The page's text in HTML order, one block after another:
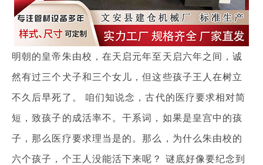
明朝的皇帝朱由校，在天启元年至天启六年之间，诚
然有过三个犬子和三个女儿，但这些孩子王人在树立
不久后早死了。 咱们知说念，古代的医疗要求相对简
短，致孩子的成活率不。干系词，如果是皇宫中的孩
子，那么医疗要求理当是的。那么，为什么朱由校的
六个孩子，个王人没能活下来呢？ 谜底好像要纪念到